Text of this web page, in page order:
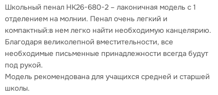
Школьный пенал HK26-680-2 – лаконичная модель с 1
отделением на молнии. Пенал очень легкий и
компактный:в нем легко найти необходимую канцелярию.
Благодаря великолепной вместительности, все
необходимые письменные принадлежности всегда будут
под рукой.
Модель рекомендована для учащихся средней и старшей
школы.